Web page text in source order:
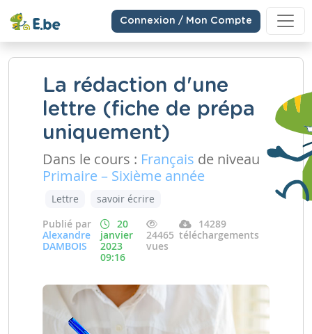
Connexion / Mon Compte
La rédaction d'une
lettre (fiche de prépa
uniquement)
Dans le cours : Français de niveau
Primaire – Sixième année
Lettre
savoir écrire
Publié par
Alexandre
DAMBOIS
20
janvier
2023
09:16
24465
vues
14289
téléchargements